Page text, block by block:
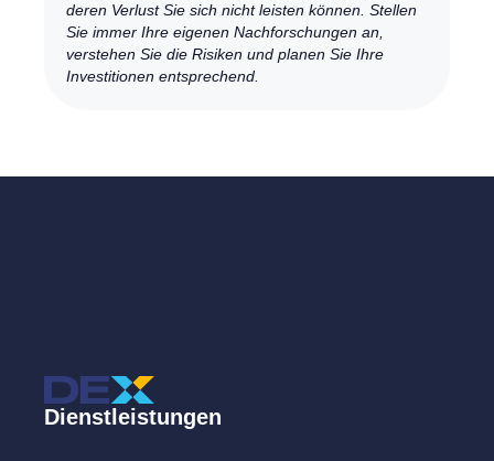
deren Verlust Sie sich nicht leisten können. Stellen
Sie immer Ihre eigenen Nachforschungen an,
verstehen Sie die Risiken und planen Sie Ihre
Investitionen entsprechend.
Dienstleistungen